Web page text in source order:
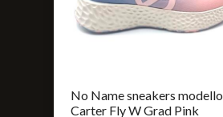
No Name sneakers modello
Carter Fly W Grad Pink